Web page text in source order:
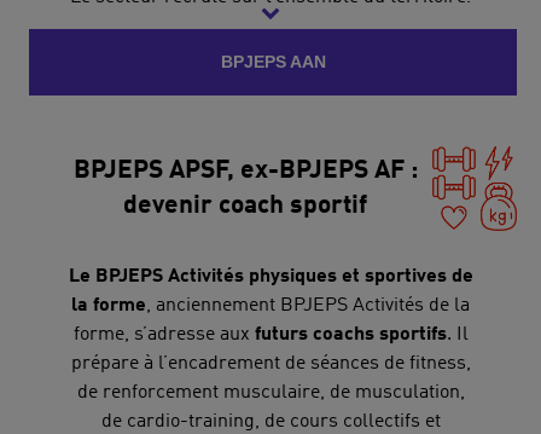
porté par les besoins d’apprentissage de la
natation, de prévention des noyades et de
rapidement un emploi à la fin de leur formation.
Nous proposons desparcours de formation en
Auvergne-Rhône-Alpes, Île-de-France, Grand
BPJEPS AAN
BPJEPS APSF, ex-BPJEPS AF :
devenir coach sportif
Le BPJEPS Activités physiques et sportives de
la forme, anciennement BPJEPS Activités de la
forme, s’adresse aux futurs coachs sportifs. Il
prépare à l’encadrement de séances de fitness,
de renforcement musculaire, de musculation,
de cardio-training, de cours collectifs et